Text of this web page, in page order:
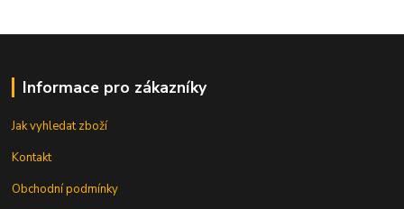
Informace pro zákazníky
Jak vyhledat zboží
Kontakt
Obchodní podmínky